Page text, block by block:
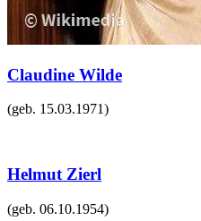
Claudine Wilde
(geb. 15.03.1971)
Helmut Zierl
(geb. 06.10.1954)